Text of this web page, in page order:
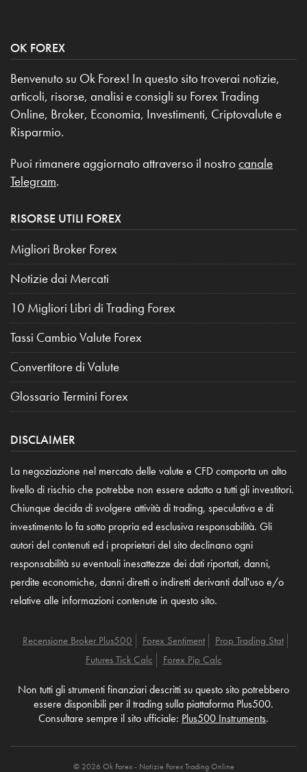
OK FOREX
Benvenuto su Ok Forex! In questo sito troverai notizie,
articoli, risorse, analisi e consigli su Forex Trading
Online, Broker, Economia, Investimenti, Criptovalute e
Risparmio.
Puoi rimanere aggiornato attraverso il nostro canale
Telegram.
RISORSE UTILI FOREX
Migliori Broker Forex
Notizie dai Mercati
10 Migliori Libri di Trading Forex
Tassi Cambio Valute Forex
Convertitore di Valute
Glossario Termini Forex
DISCLAIMER
La negoziazione nel mercato delle valute e CFD comporta un alto
livello di rischio che potrebbe non essere adatto a tutti gli investitori.
Chiunque decida di svolgere attività di trading, speculativa e di
investimento lo fa sotto propria ed esclusiva responsabilità. Gli
autori del contenuti ed i proprietari del sito declinano ogni
responsabilità su eventuali inesattezze dei dati riportati, danni,
perdite economiche, danni diretti o indiretti derivanti dall'uso e/o
relative alle informazioni contenute in questo sito.
Recensione Broker Plus500 Forex Sentiment
Prop Trading Stat
Futures Tick Calc
Forex Pip Calc
Non tutti gli strumenti finanziari descritti su questo sito potrebbero
essere disponibili per il trading sulla piattaforma Plus500.
Consultare sempre il sito ufficiale: Plus500 Instruments.
© 2026 Ok Forex - Notizie Forex Trading Online